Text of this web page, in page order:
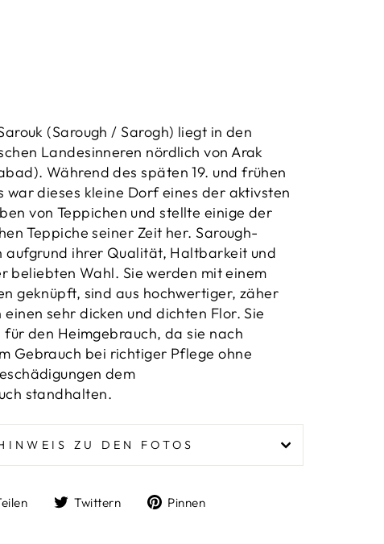
(Sarough / Sarogh) liegt in den
Landesinneren nördlich von Arak
Während des späten 19. und frühen
war dieses kleine Dorf eines der aktivsten
von Teppichen und stellte einige der
Teppiche seiner Zeit her. Sarough-
aufgrund ihrer Qualität, Haltbarkeit und
beliebten Wahl. Sie werden mit einem
geknüpft, sind aus hochwertiger, zäher
sehr dicken und dichten Flor. Sie
den Heimgebrauch, da sie nach
Gebrauch bei richtiger Pflege ohne
dem
standhalten.
ZU DEN FOTOS
Auf
Twittern
Auf
Pinnen